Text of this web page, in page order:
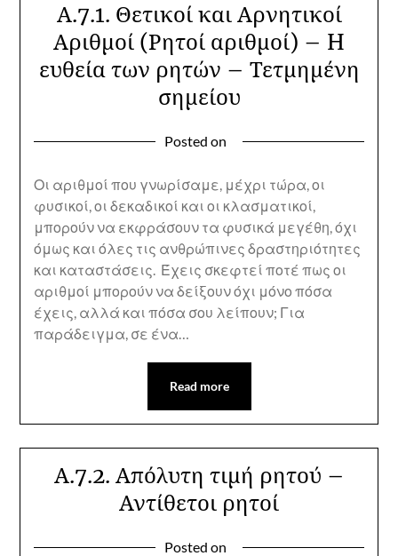
Α.7.1. Θετικοί και Αρνητικοί
Αριθμοί (Ρητοί αριθμοί) – H
ευθεία των ρητών – Τετμημένη
σημείου
Posted on
Οι αριθμοί που γνωρίσαμε, μέχρι τώρα, οι
φυσικοί, οι δεκαδικοί και οι κλασματικοί,
μπορούν να εκφράσουν τα φυσικά μεγέθη, όχι
όμως και όλες τις ανθρώπινες δραστηριότητες
και καταστάσεις. Έχεις σκεφτεί ποτέ πως οι
αριθμοί μπορούν να δείξουν όχι μόνο πόσα
έχεις, αλλά και πόσα σου λείπουν; Για
παράδειγμα, σε ένα…
Read more
Α.7.2. Απόλυτη τιμή ρητού –
Αντίθετοι ρητοί
Posted on